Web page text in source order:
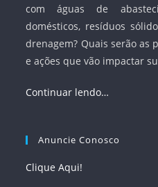
com águas de
domésticos, resíduos
drenagem? Quais serão as
e ações que vão impactar
Continuar lendo…
Anuncie Conosco
Clique Aqui!